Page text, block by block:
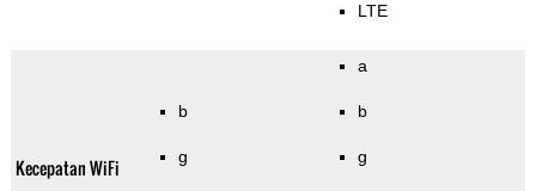
LTE
Kecepatan WiFi
b
g
a
b
g